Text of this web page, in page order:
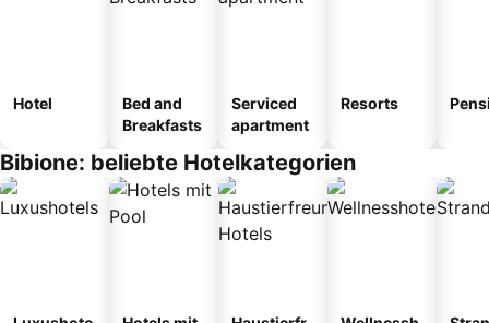
Hotel
Bed and
Breakfasts
Serviced
apartment
Resorts
Bibione: beliebte Hotelkategorien